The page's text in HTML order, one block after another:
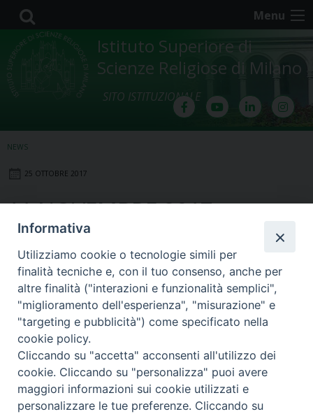
Skip
content
Menu
Istituto Superiore di
Scienze Religiose di Milano
SITO ISTITUZIONALE
NEWS
25 OTTOBRE 2017
11 NOVEMBRE 2017:
MODIFICA ORARIO CORSO
“TEOLOGIA SPIRITUALE”
Il giorno11 novembre 2017 l'orario
della lezione del Corso TEOLOGIA
14.25 – 16.00
Informativa
Utilizziamo cookie o tecnologie simili per
finalità tecniche e, con il tuo consenso, anche per
altre finalità ("interazioni e funzionalità semplici",
"miglioramento dell'esperienza", "misurazione" e
"targeting e pubblicità") come specificato nella
cookie policy.
Cliccando su "accetta" acconsenti all'utilizzo dei
cookie. Cliccando su "personalizza" puoi avere
maggiori informazioni sui cookie utilizzati e
personalizzare le tue preferenze. Cliccando su